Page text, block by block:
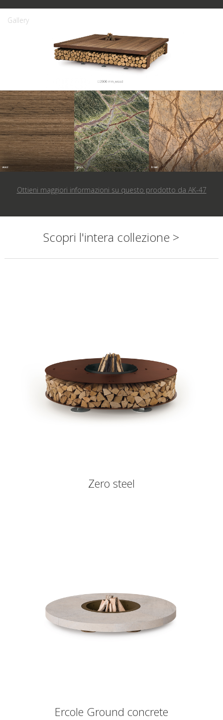
Gallery
Ottieni maggiori informazioni su questo prodotto da AK-47
Scopri l'intera collezione >
Zero steel
Ercole Ground concrete